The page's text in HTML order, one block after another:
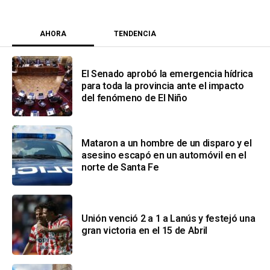
AHORA TENDENCIA
El Senado aprobó la emergencia hídrica
para toda la provincia ante el impacto
del fenómeno de El Niño
Mataron a un hombre de un disparo y el
asesino escapó en un automóvil en el
norte de Santa Fe
Unión venció 2 a 1 a Lanús y festejó una
gran victoria en el 15 de Abril